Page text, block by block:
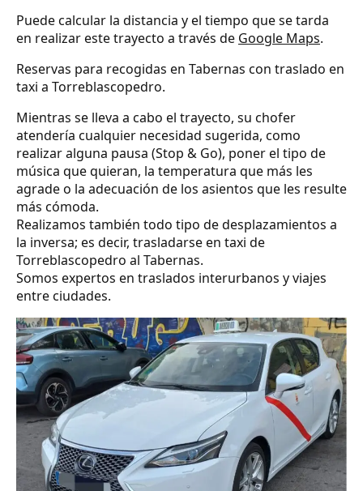
Puede calcular la distancia y el tiempo que se tarda
en realizar este trayecto a través de Google Maps.
Reservas para recogidas en Tabernas con traslado en
taxi a Torreblascopedro.
Mientras se lleva a cabo el trayecto, su chofer
atendería cualquier necesidad sugerida, como
realizar alguna pausa (Stop & Go), poner el tipo de
música que quieran, la temperatura que más les
agrade o la adecuación de los asientos que les resulte
más cómoda.
Realizamos también todo tipo de desplazamientos a
la inversa; es decir, trasladarse en taxi de
Torreblascopedro al Tabernas.
Somos expertos en traslados interurbanos y viajes
entre ciudades.